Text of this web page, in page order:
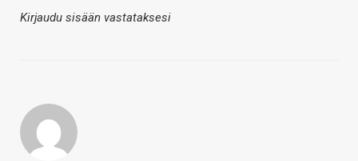
Kirjaudu sisään vastataksesi